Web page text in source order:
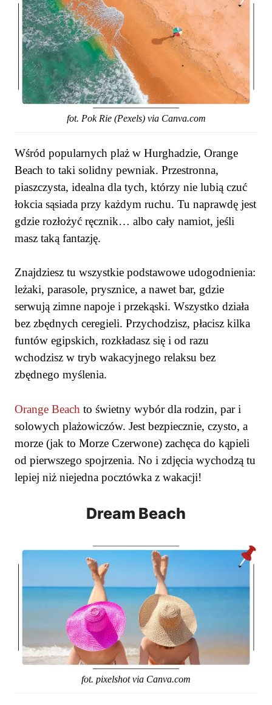
fot. Pok Rie (Pexels) via Canva.com
Wśród popularnych plaż w Hurghadzie, Orange
Beach to taki solidny pewniak. Przestronna,
piaszczysta, idealna dla tych, którzy nie lubią czuć
łokcia sąsiada przy każdym ruchu. Tu naprawdę jest
gdzie rozłożyć ręcznik… albo cały namiot, jeśli
masz taką fantazję.
Znajdziesz tu wszystkie podstawowe udogodnienia:
leżaki, parasole, prysznice, a nawet bar, gdzie
serwują zimne napoje i przekąski. Wszystko działa
bez zbędnych ceregieli. Przychodzisz, płacisz kilka
funtów egipskich, rozkładasz się i od razu
wchodzisz w tryb wakacyjnego relaksu bez
zbędnego myślenia.
Orange Beach to świetny wybór dla rodzin, par i
solowych plażowiczów. Jest bezpiecznie, czysto, a
morze (jak to Morze Czerwone) zachęca do kąpieli
od pierwszego spojrzenia. No i zdjęcia wychodzą tu
lepiej niż niejedna pocztówka z wakacji!
Dream Beach
fot. pixelshot via Canva.com